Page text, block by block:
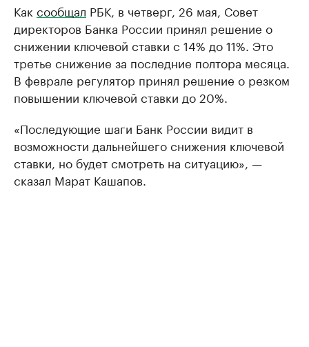
Как сообщал РБК, в четверг, 26 мая, Совет
директоров Банка России принял решение о
снижении ключевой ставки с 14% до 11%. Это
третье снижение за последние полтора месяца.
В феврале регулятор принял решение о резком
повышении ключевой ставки до 20%.
«Последующие шаги Банк России видит в
возможности дальнейшего снижения ключевой
ставки, но будет смотреть на ситуацию», —
сказал Марат Кашапов.